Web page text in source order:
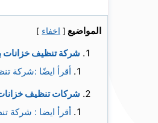
المواضيع [ اخفاء ]
شركة تنظيف خزانات
أقرأ ايضًا :شركة
شركات تنظيف
أقرأ ايضا : شركة